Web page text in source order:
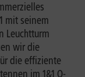
mit seinem
Leuchtturm
wir die
die effiziente
im 1&1 O-